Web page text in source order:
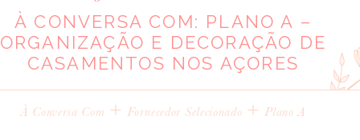
À CONVERSA COM: PLANO A –
ORGANIZAÇÃO E DECORAÇÃO DE
CASAMENTOS NOS AÇORES
À Conversa Com +Fornecedor Selecionado +Plano A